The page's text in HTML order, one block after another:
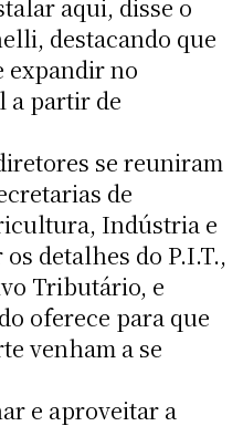
aqui, disse o
destacando que
expandir no
a partir de
se reuniram
de
Indústria e
detalhes do P.I.T.,
Tributário, e
oferece para que
venham a se
e aproveitar a